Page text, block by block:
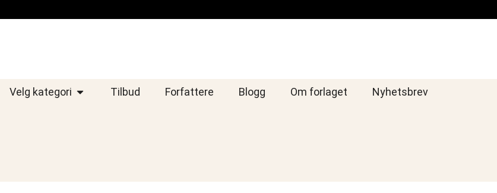
Velg kategori Tilbud Forfattere Blogg Om forlaget Nyhetsbrev